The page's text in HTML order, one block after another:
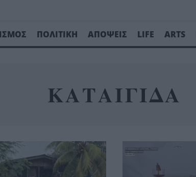
ΠΟΛΙΤΙΚΗ ΑΠΟΨΕΙΣ LIFE ARTS
ΚΑΤΑΙΓΙΔΑ